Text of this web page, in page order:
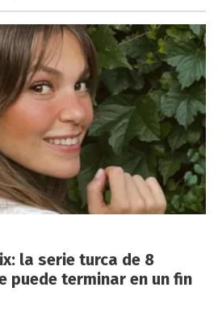
la serie turca de 8
puede terminar en un fin